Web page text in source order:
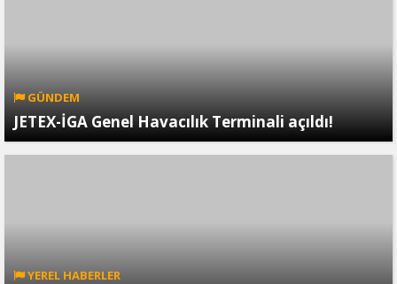
GÜNDEM
JETEX-İGA Genel Havacılık Terminali açıldı!
YEREL HABERLER